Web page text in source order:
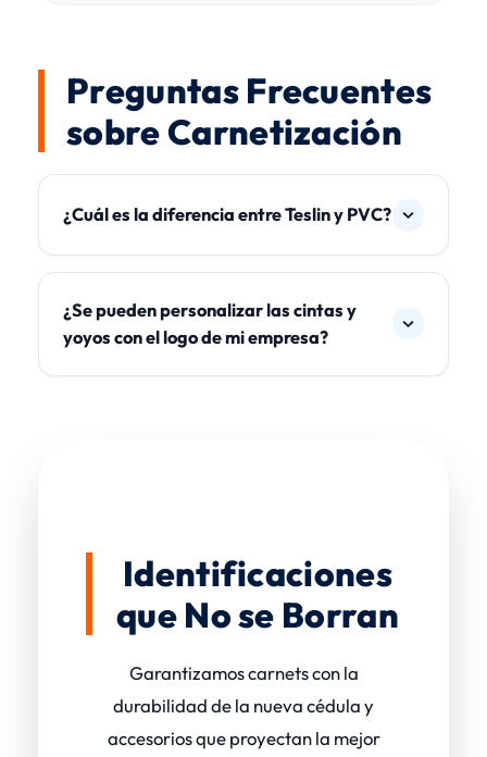
Preguntas Frecuentes
sobre Carnetización
¿Cuál es la diferencia entre Teslin y PVC?
¿Se pueden personalizar las cintas y
yoyos con el logo de mi empresa?
Identificaciones
que No se Borran
Garantizamos carnets con la
durabilidad de la nueva cédula y
accesorios que proyectan la mejor